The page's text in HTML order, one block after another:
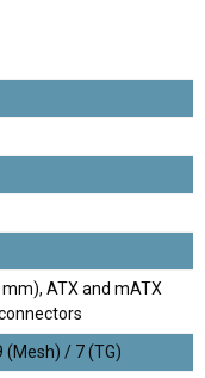
ATX and mATX
(Mesh) / 7 (TG)